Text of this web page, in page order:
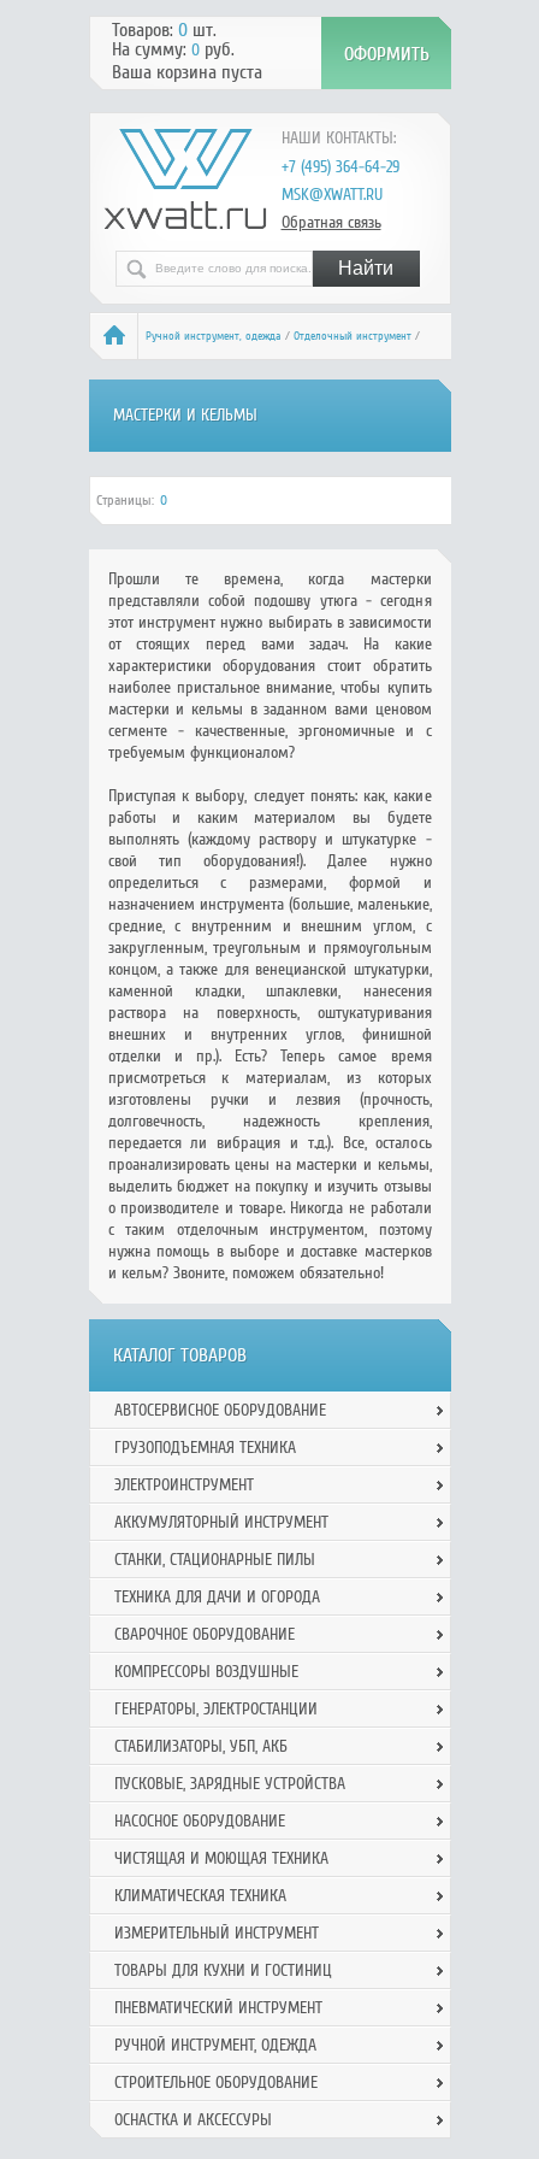
НАШИ КОНТАКТЫ:
+7 (495) 364-64-29
MSK@XWATT.RU
Обратная связь
Товаров: 0шт.
На сумму: 0руб.
Ваша корзина пуста
Ручной инcтрумент, одежда / Отделочный инструмент/
Мастерки и кельмы
МАСТЕРКИ И КЕЛЬМЫ
Страницы: 0
Прошли те времена, когда мастерки
представляли собой подошву утюга - сегодня
этот инструмент нужно выбирать в зависимости
от стоящих перед вами задач. На какие
характеристики оборудования стоит обратить
наиболее пристальное внимание, чтобы купить
мастерки и кельмы в заданном вами ценовом
сегменте - качественные, эргономичные и с
требуемым функционалом?
Приступая к выбору, следует понять: как, какие
работы и каким материалом вы будете
выполнять (каждому раствору и штукатурке -
свой тип оборудования!). Далее нужно
определиться с размерами, формой и
назначением инструмента (большие, маленькие,
средние, с внутренним и внешним углом, с
закругленным, треугольным и прямоугольным
концом, а также для венецианской штукатурки,
каменной кладки, шпаклевки, нанесения
раствора на поверхность, оштукатуривания
внешних и внутренних углов, финишной
отделки и пр.). Есть? Теперь самое время
присмотреться к материалам, из которых
изготовлены ручки и лезвия (прочность,
долговечность, надежность крепления,
передается ли вибрация и т.д.). Все, осталось
проанализировать цены на мастерки и кельмы,
выделить бюджет на покупку и изучить отзывы
о производителе и товаре. Никогда не работали
с таким отделочным инструментом, поэтому
нужна помощь в выборе и доставке мастерков
и кельм? Звоните, поможем обязательно!
КАТАЛОГ ТОВАРОВ
АВТОСЕРВИСНОЕ ОБОРУДОВАНИЕ
ГРУЗОПОДЪЕМНАЯ ТЕХНИКА
ЭЛЕКТРОИНСТРУМЕНТ
АККУМУЛЯТОРНЫЙ ИНСТРУМЕНТ
СТАНКИ, СТАЦИОНАРНЫЕ ПИЛЫ
ТЕХНИКА ДЛЯ ДАЧИ И ОГОРОДА
СВАРОЧНОЕ ОБОРУДОВАНИЕ
КОМПРЕССОРЫ ВОЗДУШНЫЕ
ГЕНЕРАТОРЫ, ЭЛЕКТРОСТАНЦИИ
СТАБИЛИЗАТОРЫ, УБП, АКБ
ПУСКОВЫЕ, ЗАРЯДНЫЕ УСТРОЙСТВА
НАСОСНОЕ ОБОРУДОВАНИЕ
ЧИСТЯЩАЯ И МОЮЩАЯ ТЕХНИКА
КЛИМАТИЧЕСКАЯ ТЕХНИКА
ИЗМЕРИТЕЛЬНЫЙ ИНСТРУМЕНТ
ТОВАРЫ ДЛЯ КУХНИ И ГОСТИНИЦ
ПНЕВМАТИЧЕСКИЙ ИНСТРУМЕНТ
РУЧНОЙ ИНCТРУМЕНТ, ОДЕЖДА
СТРОИТЕЛЬНОЕ ОБОРУДОВАНИЕ
ОСНАСТКА И АКСЕССУРЫ